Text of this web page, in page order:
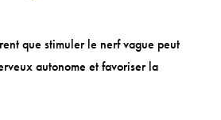
que stimuler le nerf vague peut
autonome et favoriser la